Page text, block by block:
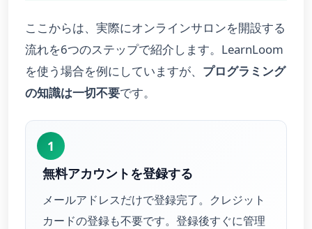
ここからは、実際にオンラインサロンを開設する
流れを6つのステップで紹介します。LearnLoom
を使う場合を例にしていますが、 プログラミング
の知識は一切不要です。
1
無料アカウントを登録する
メールアドレスだけで登録完了。クレジット
カードの登録も不要です。登録後すぐに管理